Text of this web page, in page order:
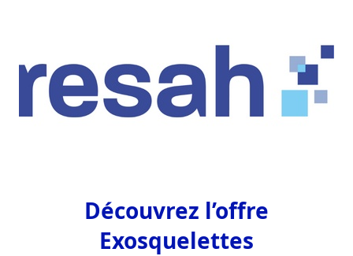
Découvrez l’offre
Exosquelettes